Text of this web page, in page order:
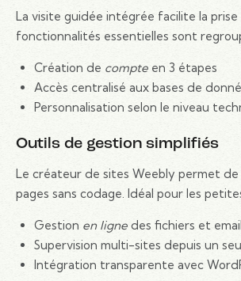
La visite guidée intégrée facilite la prise
fonctionnalités essentielles sont
Création de compteen 3 étapes
Accès centralisé aux bases de
Personnalisation selon le niveau
Outils de gestion simplifiés
Le créateur de sites Weebly permet de
pages sans codage. Idéal pour les
Gestion en lignedes fichiers et
Supervision multi-sites depuis un
Intégration transparente avec